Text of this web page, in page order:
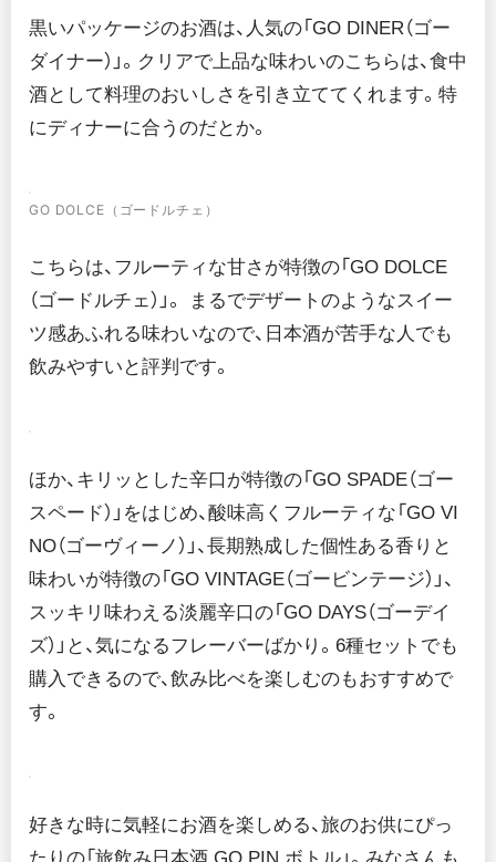
黒いパッケージのお酒は、人気の「GO DINER（ゴー
ダイナー）」。クリアで上品な味わいのこちらは、食中
酒として料理のおいしさを引き立ててくれます。特
にディナーに合うのだとか。
GO DOLCE（ゴードルチェ）
こちらは、フルーティな甘さが特徴の「GO DOLCE
（ゴードルチェ）」。 まるでデザートのようなスイー
ツ感あふれる味わいなので、日本酒が苦手な人でも
飲みやすいと評判です。
ほか、キリッとした辛口が特徴の「GO SPADE（ゴー
スペード）」をはじめ、酸味高くフルーティな「GO VI
NO（ゴーヴィーノ）」、長期熟成した個性ある香りと
味わいが特徴の「GO VINTAGE（ゴービンテージ）」、
スッキリ味わえる淡麗辛口の「GO DAYS（ゴーデイ
ズ）」と、気になるフレーバーばかり。6種セットでも
購入できるので、飲み比べを楽しむのもおすすめで
す。
好きな時に気軽にお酒を楽しめる、旅のお供にぴっ